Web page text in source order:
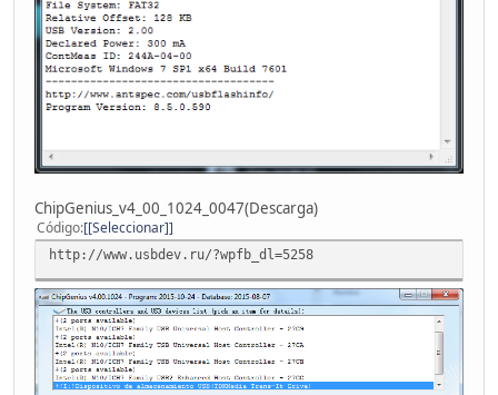
ChipGenius_v4_00_1024_0047(Descarga)
Código [Seleccionar]
http://www.usbdev.ru/?wpfb_dl=5258